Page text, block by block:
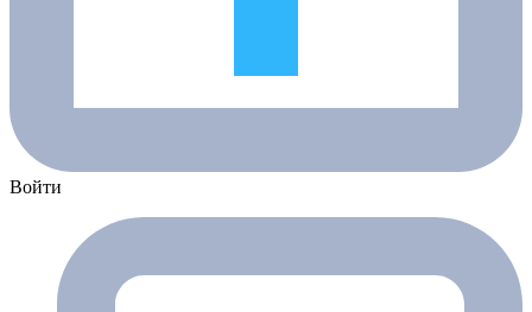
Войти